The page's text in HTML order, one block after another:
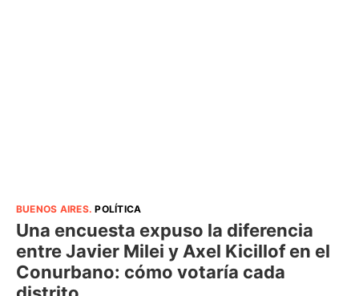
BUENOS AIRES.POLÍTICA
Una encuesta expuso la diferencia
entre Javier Milei y Axel Kicillof en el
Conurbano: cómo votaría cada